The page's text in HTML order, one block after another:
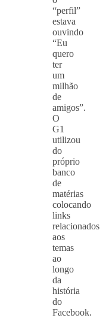
“perfil”
estava
ouvindo
“Eu
quero
ter
um
milhão
de
amigos”.
O
G1
utilizou
do
próprio
banco
de
matérias
colocando
links
relacionados
aos
temas
ao
longo
da
história
do
Facebook.